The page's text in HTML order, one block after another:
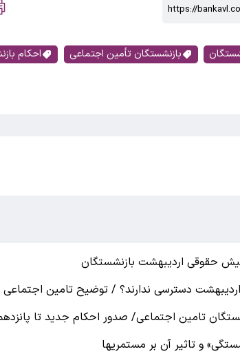
بازنشستگان تأمین اجتماعی
احکام
حقوقی اردیبهشت بازنشستگان
دسترسی ندارند؟ / توضیح تامین اجتماعی
تامین اجتماعی/ صدور احکام جدید تا
و تاثیر آن بر مستمریها